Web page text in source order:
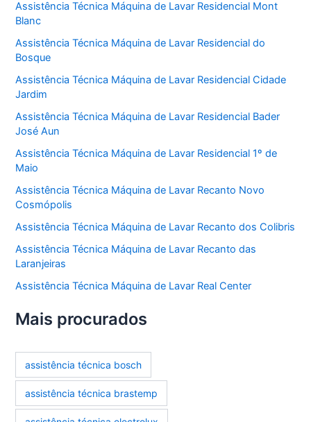
Assistência Técnica Máquina de Lavar Residencial Mont
Blanc
Assistência Técnica Máquina de Lavar Residencial do
Bosque
Assistência Técnica Máquina de Lavar Residencial Cidade
Jardim
Assistência Técnica Máquina de Lavar Residencial Bader
José Aun
Assistência Técnica Máquina de Lavar Residencial 1º de
Maio
Assistência Técnica Máquina de Lavar Recanto Novo
Cosmópolis
Assistência Técnica Máquina de Lavar Recanto dos Colibris
Assistência Técnica Máquina de Lavar Recanto das
Laranjeiras
Assistência Técnica Máquina de Lavar Real Center
Mais procurados
assistência técnica bosch
assistência técnica brastemp